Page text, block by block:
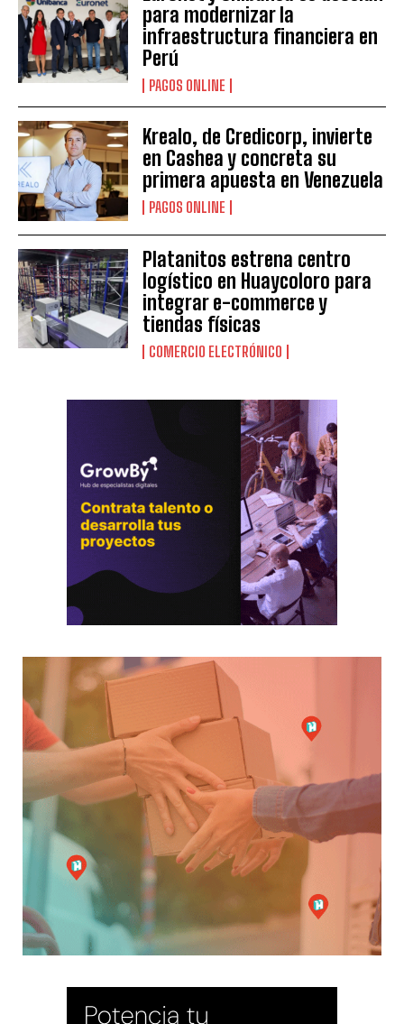
para modernizar la
infraestructura financiera en
Perú
PAGOS ONLINE
Krealo, de Credicorp, invierte
en Cashea y concreta su
primera apuesta en Venezuela
PAGOS ONLINE
Platanitos estrena centro
logístico en Huaycoloro para
integrar e-commerce y
tiendas físicas
COMERCIO ELECTRÓNICO